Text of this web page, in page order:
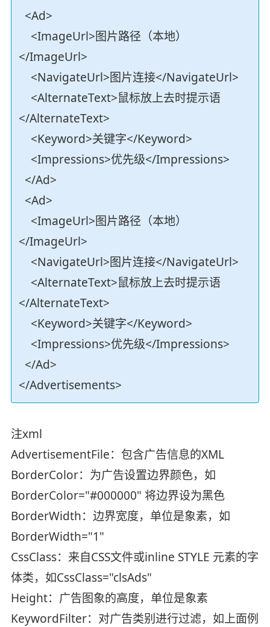
<Ad>
<ImageUrl>图片路径（本地）
</ImageUrl>
<NavigateUrl>图片连接</NavigateUrl>
<AlternateText>鼠标放上去时提示语
</AlternateText>
<Keyword>关键字</Keyword>
<Impressions>优先级</Impressions>
</Ad>
<Ad>
<ImageUrl>图片路径（本地）
</ImageUrl>
<NavigateUrl>图片连接</NavigateUrl>
<AlternateText>鼠标放上去时提示语
</AlternateText>
<Keyword>关键字</Keyword>
<Impressions>优先级</Impressions>
</Ad>
</Advertisements>
注xml
AdvertisementFile：包含广告信息的XML
BorderColor：为广告设置边界颜色，如
BorderColor="#000000" 将边界设为黑色
BorderWidth：边界宽度，单位是象素，如
BorderWidth="1"
CssClass：来自CSS文件或inline STYLE 元素的字
体类，如CssClass="clsAds"
Height：广告图象的高度，单位是象素
KeywordFilter：对广告类别进行过滤，如上面例